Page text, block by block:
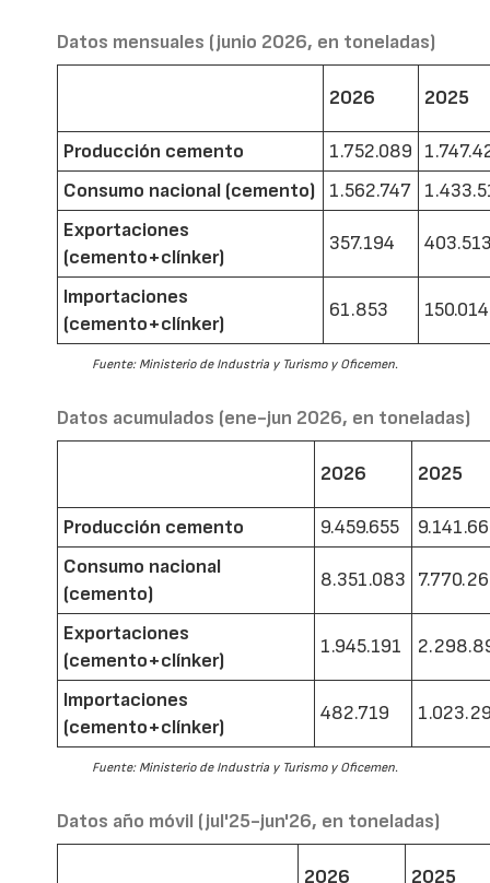
Datos mensuales (junio 2026, en toneladas)
2026 2025
Producción cemento 1.752.089
Consumo nacional (cemento)
1.562.747
Exportaciones
(cemento+clínker)
357.194
Importaciones
(cemento+clínker)
61.853 150.014
Fuente: Ministerio de Industria y Turismo y Oficemen.
Datos acumulados (ene-jun 2026, en toneladas)
2026 2025
Producción cemento 9.459.655
Consumo nacional
(cemento)
8.351.083
Exportaciones
(cemento+clínker)
1.945.191
Importaciones
(cemento+clínker)
482.719
Fuente: Ministerio de Industria y Turismo y Oficemen.
Datos año móvil (jul'25-jun'26, en toneladas)
2026 2025